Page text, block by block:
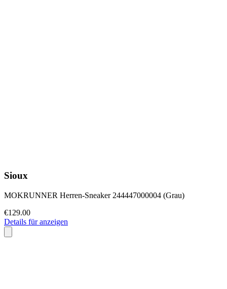
Sioux
MOKRUNNER Herren-Sneaker 244447000004 (Grau)
€129.00
Details für anzeigen